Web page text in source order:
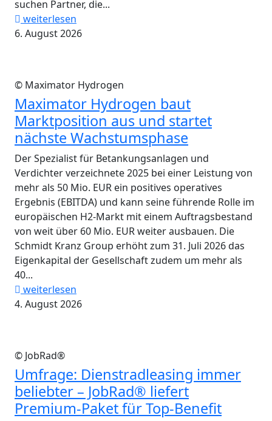
suchen Partner, die...
weiterlesen
6. August 2026
© Maximator Hydrogen
Maximator Hydrogen baut
Marktposition aus und startet
nächste Wachstumsphase
Der Spezialist für Betankungsanlagen und
Verdichter verzeichnete 2025 bei einer Leistung von
mehr als 50 Mio. EUR ein positives operatives
Ergebnis (EBITDA) und kann seine führende Rolle im
europäischen H2-Markt mit einem Auftragsbestand
von weit über 60 Mio. EUR weiter ausbauen. Die
Schmidt Kranz Group erhöht zum 31. Juli 2026 das
Eigenkapital der Gesellschaft zudem um mehr als
40...
weiterlesen
4. August 2026
© JobRad®
Umfrage: Dienstradleasing immer
beliebter – JobRad® liefert
Premium-Paket für Top-Benefit